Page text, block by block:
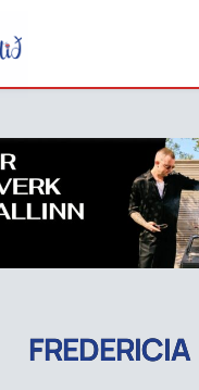
FREDERICIA